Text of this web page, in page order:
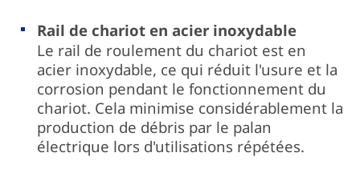
Rail de chariot en acier inoxydable
Le rail de roulement du chariot est en
acier inoxydable, ce qui réduit l'usure et la
corrosion pendant le fonctionnement du
chariot. Cela minimise considérablement la
production de débris par le palan
électrique lors d'utilisations répétées.